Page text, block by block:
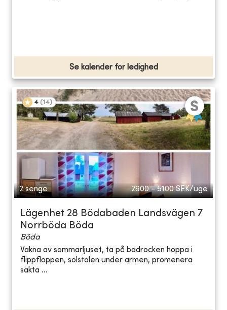
Se kalender for ledighed
4 (14)
2 senge 2900 - 5100 SEK/uge
Lägenhet 28 Bödabaden Landsvägen 7
Norrböda Böda
Böda
Vakna av sommarljuset, ta på badrocken hoppa i
flippfloppen, solstolen under armen, promenera
sakta ...